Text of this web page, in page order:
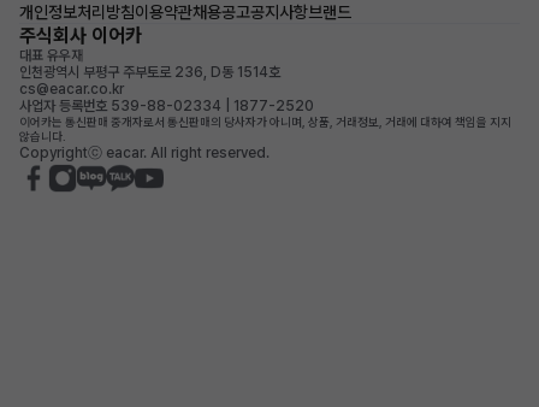
개인정보처리방침이용약관채용공고공지사항브랜드
주식회사 이어카
대표 유우재
인천광역시 부평구 주부토로 236, D동 1514호
cs@eacar.co.kr
사업자 등록번호 539-88-02334 | 1877-2520
이어카는 통신판매 중개자로서 통신판매의 당사자가 아니며, 상품, 거래정보, 거래에 대하여 책임을 지지
않습니다.
Copyrightⓒ eacar. All right reserved.